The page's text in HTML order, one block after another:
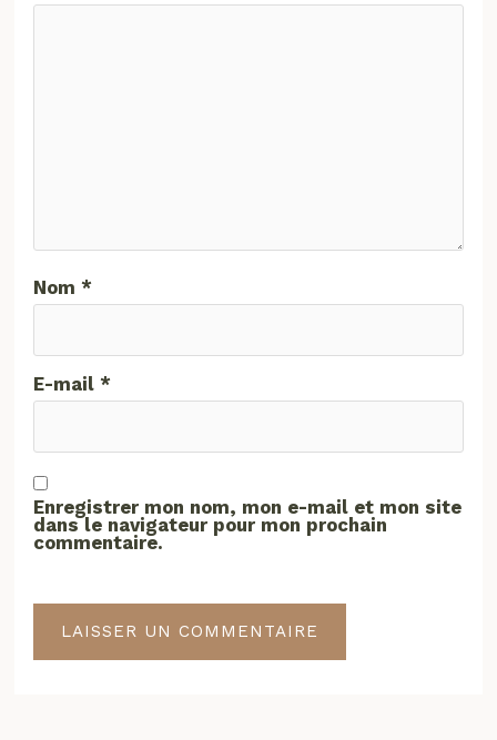
Nom*
E-mail*
Enregistrer mon nom, mon e-mail et mon site
dans le navigateur pour mon prochain
commentaire.